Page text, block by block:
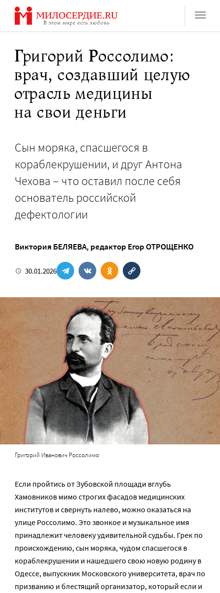
Перейти
содержанию
Григорий Россолимо:
врач, создавший целую
отрасль медицины
на свои деньги
Сын моряка, спасшегося в
кораблекрушении, и друг Антона
Чехова – что оставил после себя
основатель российской
дефектологии
Виктория БЕЛЯЕВА, редактор Егор ОТРОЩЕНКО
30.01.2026
Григорий Иванович Россолимо
Если пройтись от Зубовской площади вглубь
Хамовников мимо строгих фасадов медицинских
институтов и свернуть налево, можно оказаться на
улице Россолимо. Это звонкое и музыкальное имя
принадлежит человеку удивительной судьбы. Грек по
происхождению, сын моряка, чудом спасшегося в
кораблекрушении и нашедшего свою новую родину в
Одессе, выпускник Московского университета, врач по
призванию и блестящий организатор, который если и